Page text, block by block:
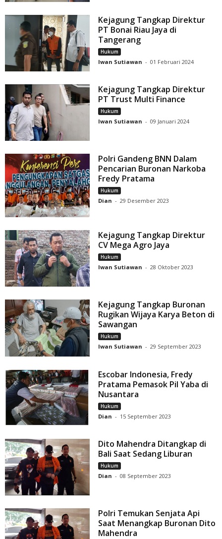
Kejagung Tangkap Direktur
PT Bonai Riau Jaya di
Tangerang
Hukum
Iwan Sutiawan - 01 Februari 2024
Kejagung Tangkap Direktur
PT Trust Multi Finance
Hukum
Iwan Sutiawan - 09 Januari 2024
Polri Gandeng BNN Dalam
Pencarian Buronan Narkoba
Fredy Pratama
Hukum
Dian - 29 Desember 2023
Kejagung Tangkap Direktur
CV Mega Agro Jaya
Hukum
Iwan Sutiawan - 28 Oktober 2023
Kejagung Tangkap Buronan
Rugikan Wijaya Karya Beton di
Sawangan
Hukum
Iwan Sutiawan - 29 September 2023
Escobar Indonesia, Fredy
Pratama Pemasok Pil Yaba di
Nusantara
Hukum
Dian - 15 September 2023
Dito Mahendra Ditangkap di
Bali Saat Sedang Liburan
Hukum
Dian - 08 September 2023
Polri Temukan Senjata Api
Saat Menangkap Buronan Dito
Mahendra